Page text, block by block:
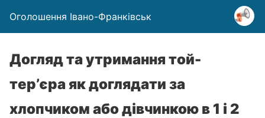
Оголошення Івано-Франківськ
Догляд та утримання той-
тер’єра як доглядати за
хлопчиком або дівчинкою в 1 і 2